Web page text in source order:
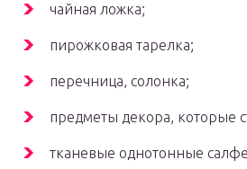
чайная ложка;
пирожковая тарелка;
перечница, солонка;
предметы декора, которые
тканевые однотонные